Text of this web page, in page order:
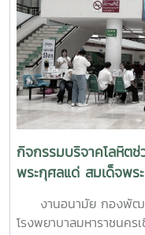
ครอบคลุมตั้งแต่:ความรู้พื้
ปัญหา และปัจจัยเสี่ยงต่า
เบื้องต้น: ด้วยเครื่องมือม
ST-5 ทักษะการให้คำปรึ
(Active Listening), ควา
ปฐมพยาบาลทางจิตใจ
นอกจากนี้ ยังมีการเรียน
ฉุกเฉิน การทำงานร่วม
การติดตามดูแลนิสิตอย่า
มุ่งเน้นการจัดการสถาน
เสี่ยงต่อการฆ่าตัวตาย ก
ลั่นแกล้งทางไซเบอร์
กิจกรรมบริจาคโลหิต
พระกุศลแด่ สมเด็จพร
นทิราเทพยวดี กรมห
ธิดางานอนามัย กองพัฒน
โรงพยาบาลมหาราชนค